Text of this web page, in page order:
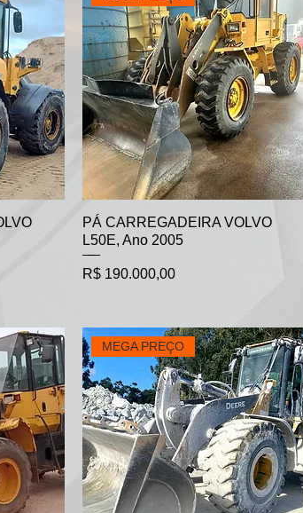
PÁ CARREGADEIRA VOLVO
L50E, Ano 2005
Preço
R$ 190.000,00
MEGA PREÇO